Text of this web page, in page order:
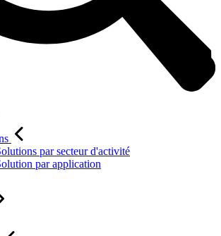
par secteur d'activité
par application